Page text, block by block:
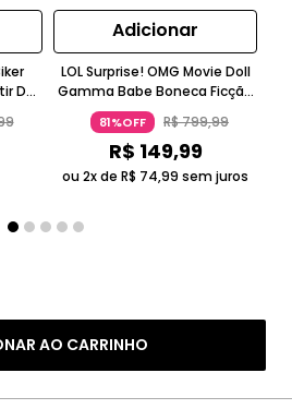
AO CARRINHO
De
Adicionar
LOL Surprise! OMG Movie Doll
Gamma Babe Boneca Ficção
Científica Roxo Metálico 5-7
Anos Candide
81%OFF R$799,99
R$ 149,99
ou 2x de R$ 74,99 sem juros